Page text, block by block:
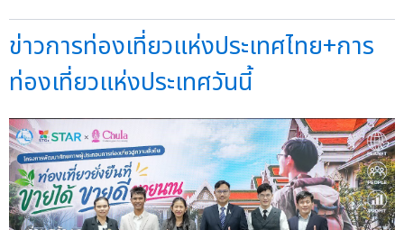
ข่าวการท่องเที่ยวแห่งประเทศไทย+การ
ท่องเที่ยวแห่งประเทศวันนี้